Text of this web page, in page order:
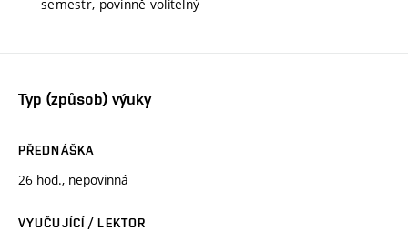
semestr, povinně volitelný
Typ (způsob) výuky
PŘEDNÁŠKA
26 hod., nepovinná
VYUČUJÍCÍ / LEKTOR